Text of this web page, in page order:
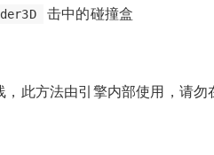
击中的碰撞盒
，此方法由引擎内部使用，请勿